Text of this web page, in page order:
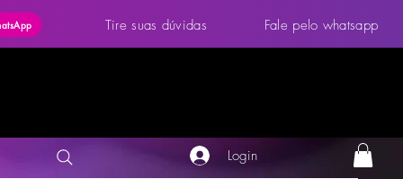
Tire suas dúvidas Fale pelo whatsapp
Login